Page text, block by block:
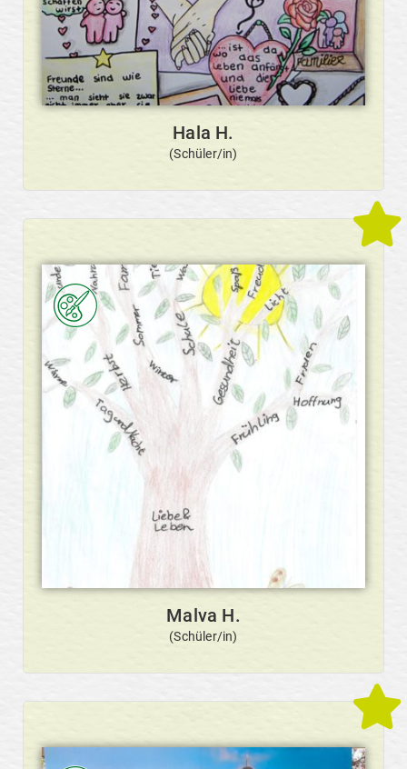
Hala H.
(Schüler/in)
Malva H.
(Schüler/in)